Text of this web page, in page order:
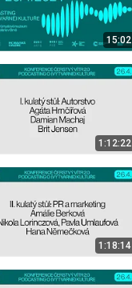
15:02
1:12:22
1:18:14